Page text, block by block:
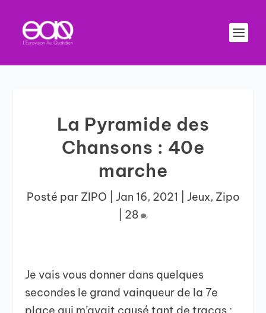
La Pyramide des
Chansons : 40e
marche
Posté par ZIPO Jan 16, 2021 Jeux, Zipo
28
Je vais vous donner dans quelques
secondes le grand vainqueur de la 7e